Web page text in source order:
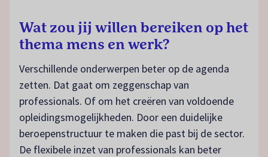
Wat zou jij willen bereiken op het
thema mens en werk?
Verschillende onderwerpen beter op de agenda
zetten. Dat gaat om zeggenschap van
professionals. Of om het creëren van voldoende
opleidingsmogelijkheden. Door een duidelijke
beroepenstructuur te maken die past bij de sector.
De flexibele inzet van professionals kan beter